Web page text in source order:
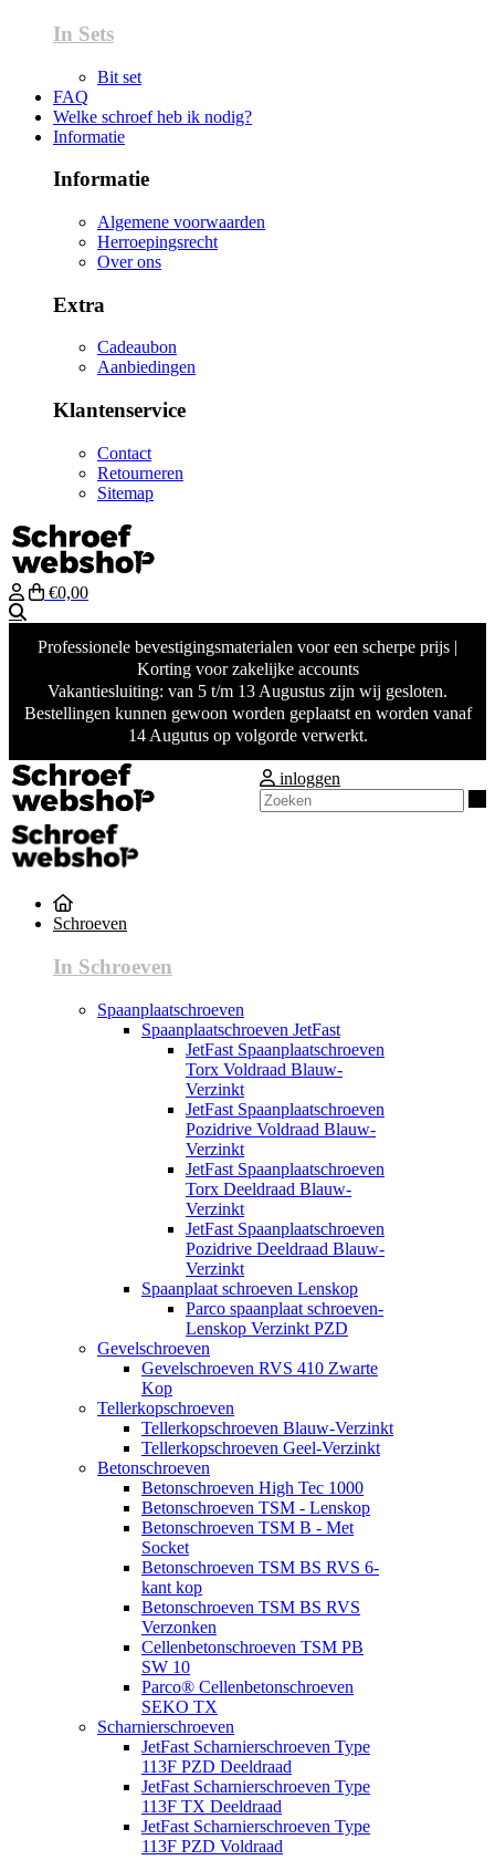
In Sets
Bit set
FAQ
Welke schroef heb ik nodig?
Informatie
Informatie
Algemene voorwaarden
Herroepingsrecht
Over ons
Extra
Cadeaubon
Aanbiedingen
Klantenservice
Contact
Retourneren
Sitemap
€0,00
Professionele bevestigingsmaterialen voor een scherpe prijs |
Korting voor zakelijke accounts
Vakantiesluiting: van 5 t/m 13 Augustus zijn wij gesloten.
Bestellingen kunnen gewoon worden geplaatst en worden vanaf
14 Augutus op volgorde verwerkt.
inloggen
Schroeven
In Schroeven
Spaanplaatschroeven
Spaanplaatschroeven JetFast
JetFast Spaanplaatschroeven
Torx Voldraad Blauw-
Verzinkt
JetFast Spaanplaatschroeven
Pozidrive Voldraad Blauw-
Verzinkt
JetFast Spaanplaatschroeven
Torx Deeldraad Blauw-
Verzinkt
JetFast Spaanplaatschroeven
Pozidrive Deeldraad Blauw-
Verzinkt
Spaanplaat schroeven Lenskop
Parco spaanplaat schroeven-
Lenskop Verzinkt PZD
Gevelschroeven
Gevelschroeven RVS 410 Zwarte
Kop
Tellerkopschroeven
Tellerkopschroeven Blauw-Verzinkt
Tellerkopschroeven Geel-Verzinkt
Betonschroeven
Betonschroeven High Tec 1000
Betonschroeven TSM - Lenskop
Betonschroeven TSM B - Met
Socket
Betonschroeven TSM BS RVS 6-
kant kop
Betonschroeven TSM BS RVS
Verzonken
Cellenbetonschroeven TSM PB
SW 10
Parco® Cellenbetonschroeven
SEKO TX
Scharnierschroeven
JetFast Scharnierschroeven Type
113F PZD Deeldraad
JetFast Scharnierschroeven Type
113F TX Deeldraad
JetFast Scharnierschroeven Type
113F PZD Voldraad